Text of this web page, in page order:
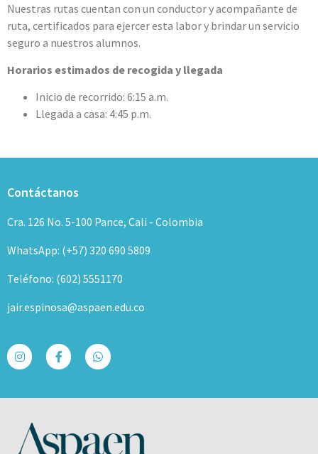
Nuestras rutas cuentan con un conductor y acompañante de
ruta, certificados para ejercer esta labor y brindar un servicio
seguro a nuestros alumnos.
Horarios estimados de recogida y llegada
Inicio de recorrido: 6:15 a.m.
Llegada a casa: 4:45 p.m.
Contáctanos
Cra. 126 No. 5-100 Pance, Cali - Colombia
WhatsApp: (+57) 320 690 5809
Teléfono: (602) 5551170
jair.espinosa@aspaen.edu.co